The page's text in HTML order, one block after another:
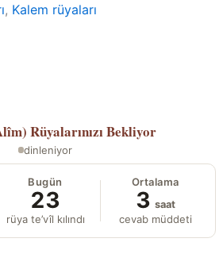
, Kalem rüyaları
Rüyalarınızı Bekliyor
dinleniyor
Bugün
23
rüya te’vîl kılındı
Ortalama
3 saat
cevab müddeti